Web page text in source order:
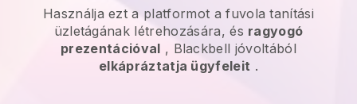
Használja ezt a platformot a fuvola tanítási
üzletágának létrehozására, és ragyogó
prezentációval , Blackbell jóvoltából
elkápráztatja ügyfeleit .